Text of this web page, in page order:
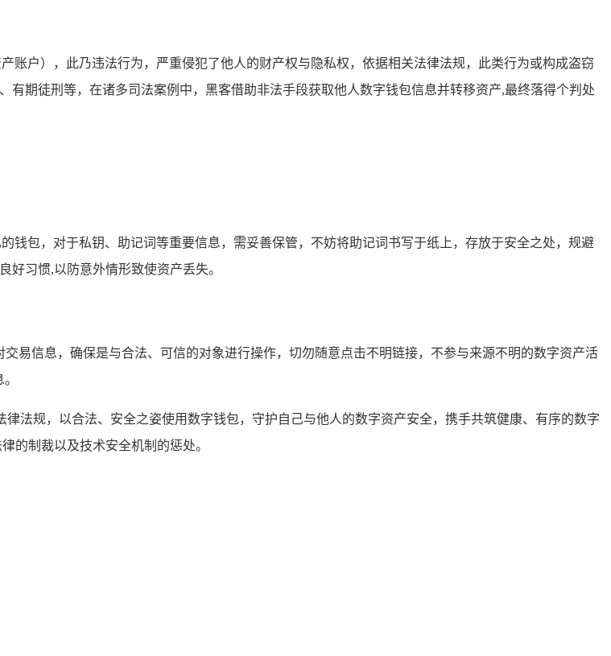
账户），此乃违法行为，严重侵犯了他人的财产权与隐私权，依据相关法律法规，此类行为或构成盗窃
期徒刑等，在诸多司法案例中，黑客借助非法手段获取他人数字钱包信息并转移资产,最终落得个判处
钱包，对于私钥、助记词等重要信息，需妥善保管，不妨将助记词书写于纸上，存放于安全之处，规避
好习惯,以防意外情形致使资产丢失。
易信息，确保是与合法、可信的对象进行操作，切勿随意点击不明链接，不参与来源不明的数字资产活
法规，以合法、安全之姿使用数字钱包，守护自己与他人的数字资产安全，携手共筑健康、有序的数字
的制裁以及技术安全机制的惩处。